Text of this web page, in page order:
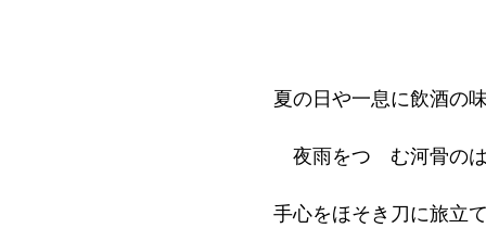
夏の日や一息に飲酒の
夜雨をつゝむ河骨の
手心をほそき刀に旅立